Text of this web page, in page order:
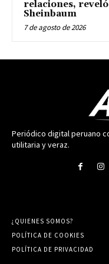
relaciones,
Sheinbaum
7 de agosto de 2026
Periódico digital peruano
utilitaria y veraz.
¿QUIENES SOMOS?
POLÍTICA DE COOKIES
POLÍTICA DE PRIVACIDAD